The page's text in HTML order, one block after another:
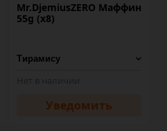
Mr.DjemiusZERO Маффин
55g (х8)
Уведомить